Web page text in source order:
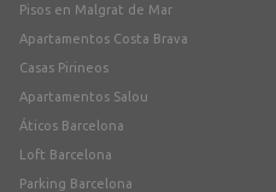
Pisos en Malgrat de Mar
Apartamentos Costa Brava
Casas Pirineos
Apartamentos Salou
Áticos Barcelona
Loft Barcelona
Parking Barcelona